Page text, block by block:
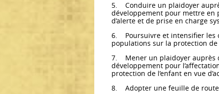
5. Conduire un plaidoyer
développement pour mettre en
d’alerte et de prise en charge
6. Poursuivre et intensifier les
populations sur la protection de
7. Mener un plaidoyer auprès
développement pour
protection de l’enfant en vue
8. Adopter une feuille de route